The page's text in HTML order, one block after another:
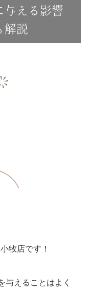
与える影響
解説
牧店です！
与えることはよく